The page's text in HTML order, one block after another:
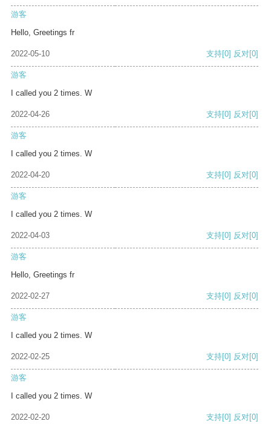
游客
Hello, Greetings fr
2022-05-10 支持[0] 反对[0]
游客
I called you 2 times. W
2022-04-26 支持[0] 反对[0]
游客
I called you 2 times. W
2022-04-20 支持[0] 反对[0]
游客
I called you 2 times. W
2022-04-03 支持[0] 反对[0]
游客
Hello, Greetings fr
2022-02-27 支持[0] 反对[0]
游客
I called you 2 times. W
2022-02-25 支持[0] 反对[0]
游客
I called you 2 times. W
2022-02-20 支持[0] 反对[0]